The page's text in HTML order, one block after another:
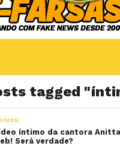
tagged
íntimo da cantora
Será verdade?